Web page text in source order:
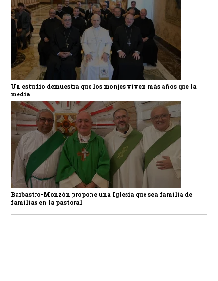
Un estudio demuestra que los monjes viven más años que la
media
Barbastro-Monzón propone una Iglesia que sea familia de
familias en la pastoral